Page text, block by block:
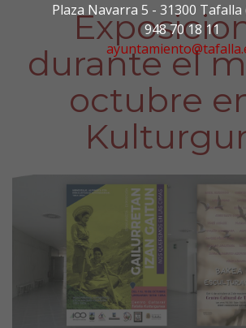
Plaza Navarra 5 - 31300 Tafalla
948 70 18 11
durante el
octubre